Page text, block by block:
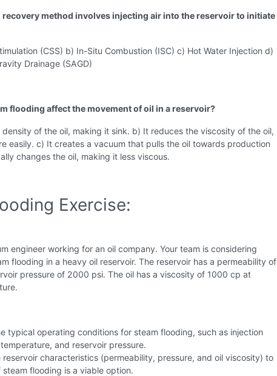
method involves injecting air into the reservoir to initiate
(CSS) b) In-Situ Combustion (ISC) c) Hot Water Injection d)
Drainage (SAGD)
flooding affect the movement of oil in a reservoir?
of the oil, making it sink. b) It reduces the viscosity of the oil,
easily. c) It creates a vacuum that pulls the oil towards production
changes the oil, making it less viscous.
Exercise:
engineer working for an oil company. Your team is considering
flooding in a heavy oil reservoir. The reservoir has a permeability of
pressure of 2000 psi. The oil has a viscosity of 1000 cp at
typical operating conditions for steam flooding, such as injection
and reservoir pressure.
reservoir characteristics (permeability, pressure, and oil viscosity) to
flooding is a viable option.